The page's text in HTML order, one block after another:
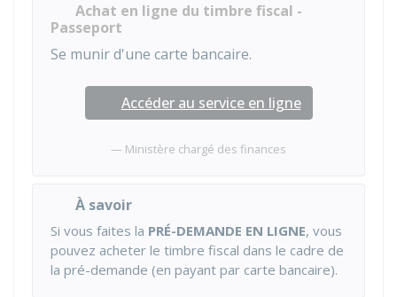
Achat en ligne du timbre fiscal -
Passeport
Se munir d'une carte bancaire.
Accéder au service en ligne
Ministère chargé des finances
À savoir
Si vous faites la PRÉ-DEMANDE EN LIGNE, vous
pouvez acheter le timbre fiscal dans le cadre de
la pré-demande (en payant par carte bancaire).